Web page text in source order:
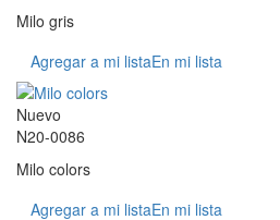
Milo gris
Agregar a mi listaEn mi lista
Nuevo
N20-0086
Milo colors
Agregar a mi listaEn mi lista